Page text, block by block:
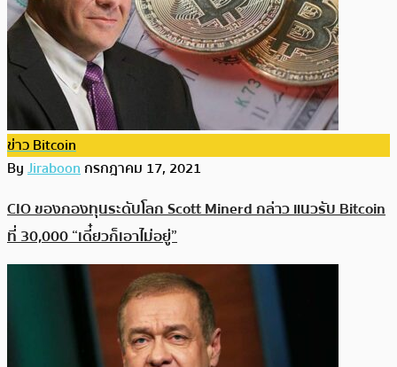
ข่าว Bitcoin
ByJiraboonกรกฎาคม 17, 2021
CIO ของกองทุนระดับโลก Scott Minerd กล่าว แนวรับ Bitcoin
ที่ 30,000 “เดี๋ยวก็เอาไม่อยู่”